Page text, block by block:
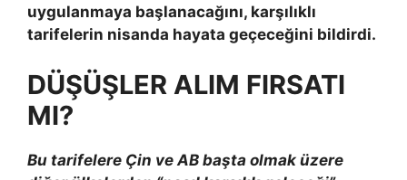
uygulanmaya başlanacağını, karşılıklı
tarifelerin nisanda hayata geçeceğini bildirdi.
DÜŞÜŞLER ALIM FIRSATI
MI?
Bu tarifelere Çin ve AB başta olmak üzere